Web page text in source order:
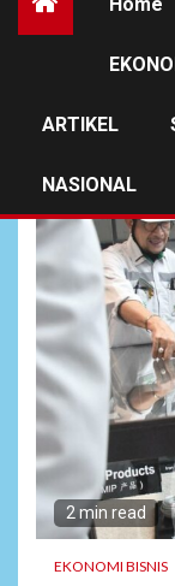
ARTIKEL
NASIONAL
2 min read
EKONOMI BISNIS